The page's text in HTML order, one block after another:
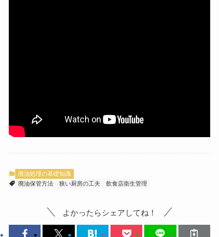
廃油処理の基礎知識
廃油保管方法
狭い厨房の工夫 飲食店衛生管理
よかったらシェアしてね！